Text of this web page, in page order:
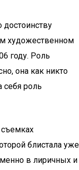
достоинству
художественном
году. Роль
она как никто
себя роль
блистала уже
в лиричных и